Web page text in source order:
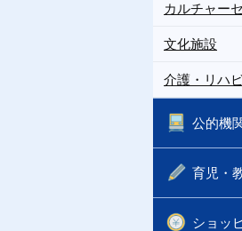
カルチャー
文化施設
介護・リハ
公的機
育児・
ショッ